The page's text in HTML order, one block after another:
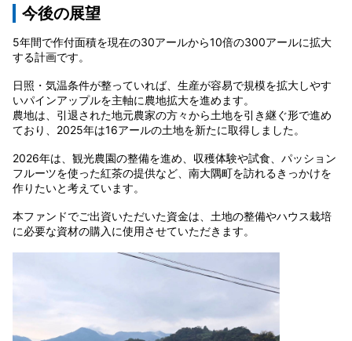
今後の展望
5年間で作付面積を現在の30アールから10倍の300アールに拡大
する計画です。
日照・気温条件が整っていれば、生産が容易で規模を拡大しやす
いパインアップルを主軸に農地拡大を進めます。
農地は、引退された地元農家の方々から土地を引き継ぐ形で進め
ており、2025年は16アールの土地を新たに取得しました。
2026年は、観光農園の整備を進め、収穫体験や試食、パッション
フルーツを使った紅茶の提供など、南大隅町を訪れるきっかけを
作りたいと考えています。
本ファンドでご出資いただいた資金は、土地の整備やハウス栽培
に必要な資材の購入に使用させていただきます。